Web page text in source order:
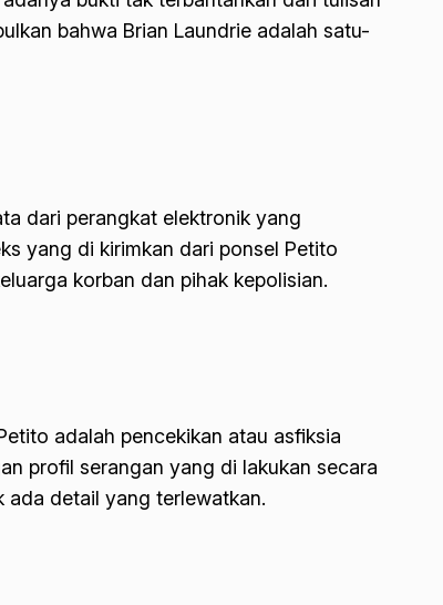
bahwa Brian Laundrie adalah satu-
dari perangkat elektronik yang
yang di kirimkan dari ponsel Petito
korban dan pihak kepolisian.
adalah pencekikan atau asfiksia
profil serangan yang di lakukan secara
ada detail yang terlewatkan.